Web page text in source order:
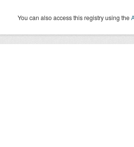
You can also access this registry using the